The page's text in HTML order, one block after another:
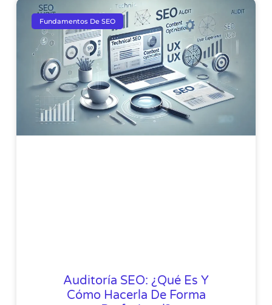
Fundamentos De SEO
Auditoría SEO: ¿Qué Es Y
Cómo Hacerla De Forma